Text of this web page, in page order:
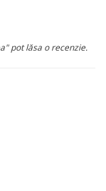
pot lăsa o recenzie.